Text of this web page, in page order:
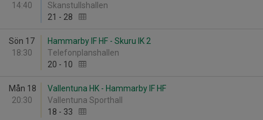
14:40
Skanstullshallen
21 - 28
Sön 17
18:30
Hammarby IF HF - Skuru IK 2
Telefonplanshallen
20 - 10
Mån 18
20:30
Vallentuna HK - Hammarby IF HF
Vallentuna Sporthall
18 - 33